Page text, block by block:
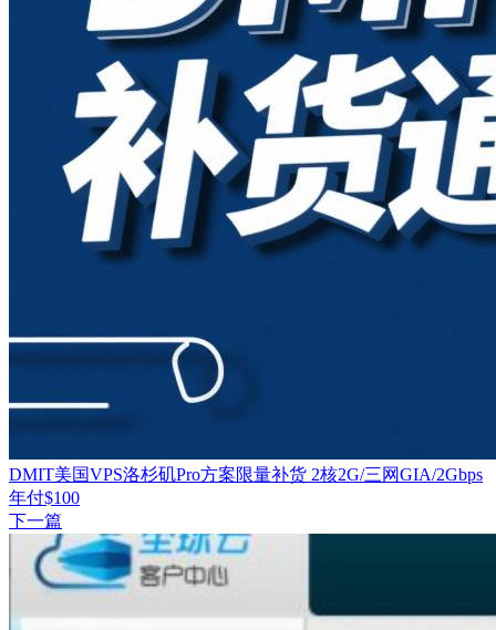
DMIT美国VPS洛杉矶Pro方案限量补货 2核2G/三网GIA/2Gbps
年付$100
下一篇